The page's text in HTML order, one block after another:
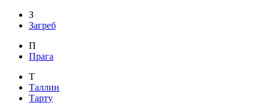
З
Загреб
П
Прага
Т
Таллин
Тарту